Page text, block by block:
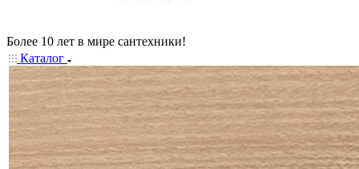
Более 10 лет в мире сантехники!
Каталог